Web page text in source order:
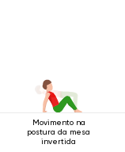
Movimento na
postura da mesa
invertida